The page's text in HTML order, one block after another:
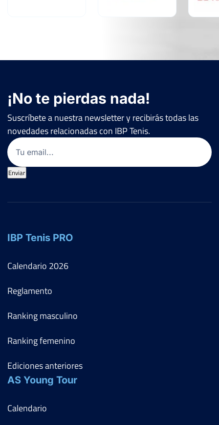
¡No te pierdas nada!
Suscríbete a nuestra newsletter y recibirás todas las
novedades relacionadas con IBP Tenis.
Email
Enviar
IBP Tenis PRO
Calendario 2026
Reglamento
Ranking masculino
Ranking femenino
Ediciones anteriores
AS Young Tour
Calendario